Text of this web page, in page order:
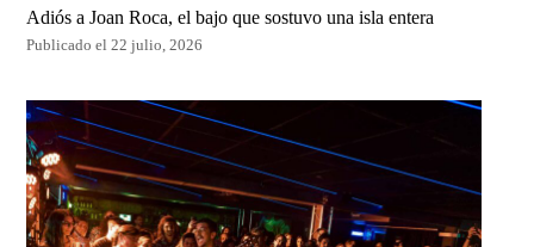
Adiós a Joan Roca, el bajo que sostuvo una isla entera
Publicado el 22 julio, 2026